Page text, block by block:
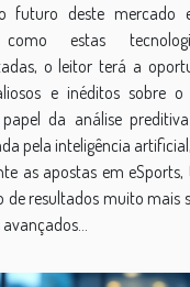
futuro deste mercado
como estas
o leitor terá a
e inéditos sobre
da análise
pela inteligência
as apostas em
de resultados muito mais